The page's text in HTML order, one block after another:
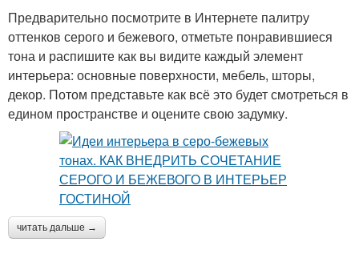
Предварительно посмотрите в Интернете палитру
оттенков серого и бежевого, отметьте понравившиеся
тона и распишите как вы видите каждый элемент
интерьера: основные поверхности, мебель, шторы,
декор. Потом представьте как всё это будет смотреться в
едином пространстве и оцените свою задумку.
читать дальше →